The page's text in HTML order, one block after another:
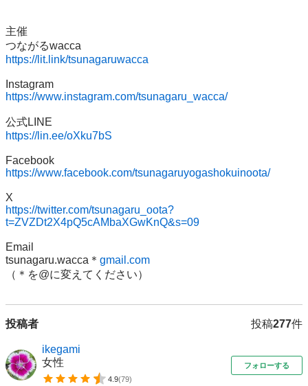
主催
https://lit.link/tsunagaruwacca
https://www.instagram.com/tsunagaru_wacca/
https://lin.ee/oXku7bS
https://www.facebook.com/tsunagaruyogashokuinoota/
https://twitter.com/tsunagaru_oota?
t=ZVZDt2X4pQ5cAMbaXGwKnQ&s=09
Email
tsunagaru.wacca＊ gmail.com
投稿者 投稿277件
ikegami
女性
4.9(79)
フォローする